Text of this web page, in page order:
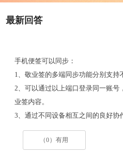
最新回答
手机便签可以同步：
1、敬业签的多端同步功能分别支持
2、可以通过以上端口登录同一账号
业签内容。
3、通过不同设备相互之间的良好协
（0）有用